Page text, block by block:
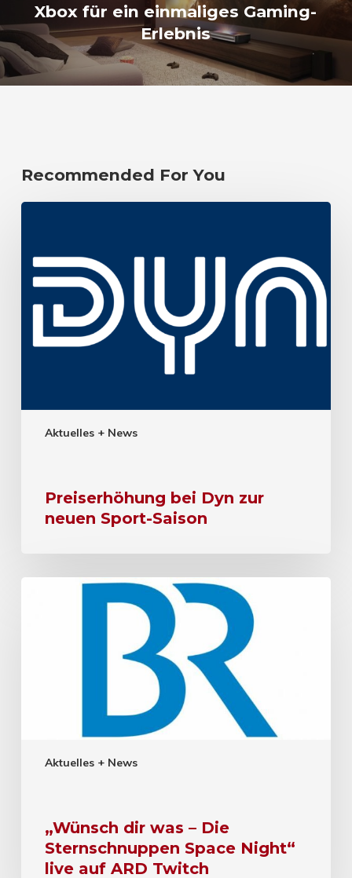
Xbox für ein einmaliges Gaming-
Erlebnis
Recommended For You
Aktuelles + News
Preiserhöhung bei Dyn zur
neuen Sport-Saison
Aktuelles + News
„Wünsch dir was – Die
Sternschnuppen Space Night“
live auf ARD Twitch